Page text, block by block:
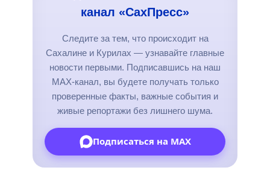
канал «СахПресс»
Следите за тем, что происходит на
Сахалине и Курилах — узнавайте главные
новости первыми. Подписавшись на наш
MAX-канал, вы будете получать только
проверенные факты, важные события и
живые репортажи без лишнего шума.
Подписаться на MAX